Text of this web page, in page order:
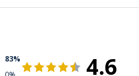
83% 4.6